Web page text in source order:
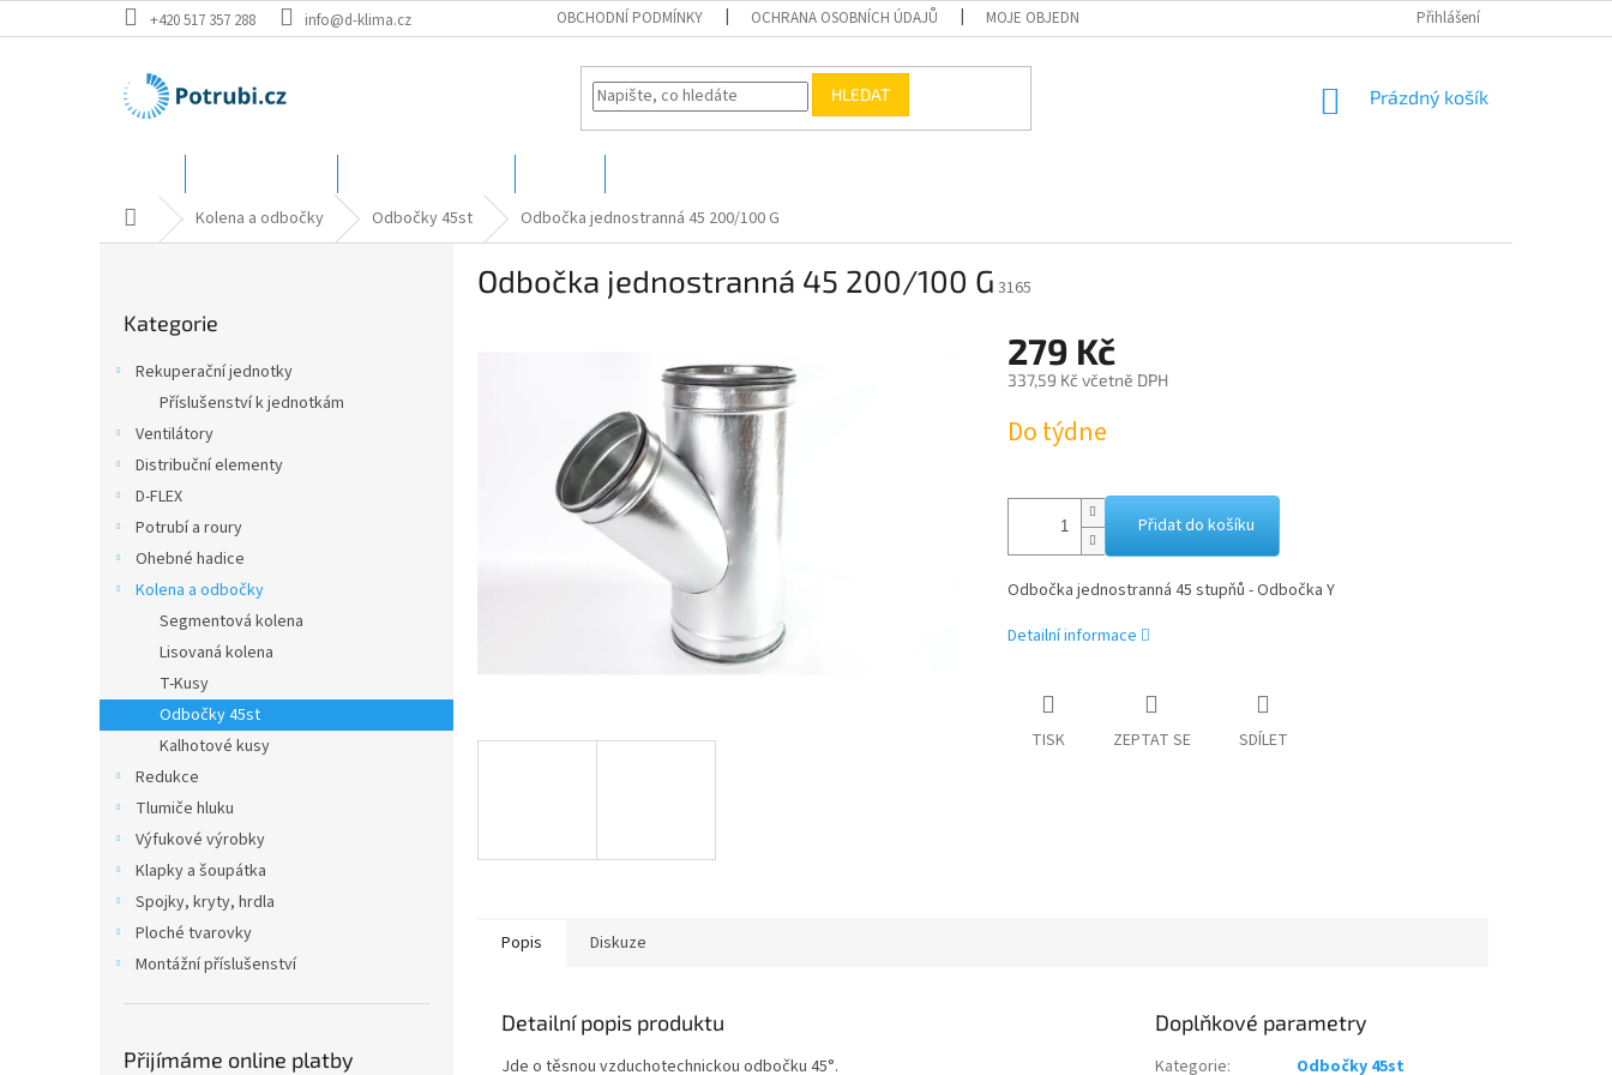
na
+420 517 357 288 info@d-klima.cz OBCHODNÍ PODMÍNKY OCHRANA OSOBNÍCH ÚDAJŮ MOJE OBJEDNÁVKA Přihlášení
HLEDAT
NÁKUPNÍ
Prázdný košík
Domů Kolena a odbočky Odbočky 45st Odbočka jednostranná 45 200/100 G
kategorie
Kategorie
Rekuperační jednotky
Příslušenství k jednotkám
Ventilátory
Distribuční elementy
D-FLEX
Potrubí a roury
Ohebné hadice
Kolena a odbočky
Segmentová kolena
Lisovaná kolena
T-Kusy
Odbočky 45st
Kalhotové kusy
Redukce
Tlumiče hluku
Výfukové výrobky
Klapky a šoupátka
Spojky, kryty, hrdla
Ploché tvarovky
Montážní příslušenství
Přijímáme online platby
Odbočka jednostranná 45 200/100 G 3165
279 Kč
337,59 Kč včetně DPH
cena:
Do týdne
Přidat do košíku
Odbočka jednostranná 45 stupňů - Odbočka Y
Detailní informace
TISK ZEPTAT SE SDÍLET
Popis Diskuze
Detailní popis produktu
Jde o těsnou vzduchotechnickou odbočku 45°.
Doplňkové parametry
Kategorie:
Odbočky 45st